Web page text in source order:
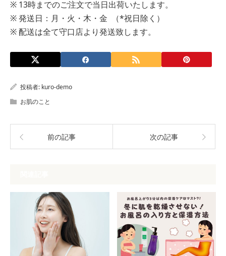
※ 13時までのご注文で当日出荷いたします。
※ 発送日：月・火・木・金 （*祝日除く）
※ 配送は全て守口店より発送致します。
投稿者: kuro-demo
お肌のこと
前の記事 次の記事